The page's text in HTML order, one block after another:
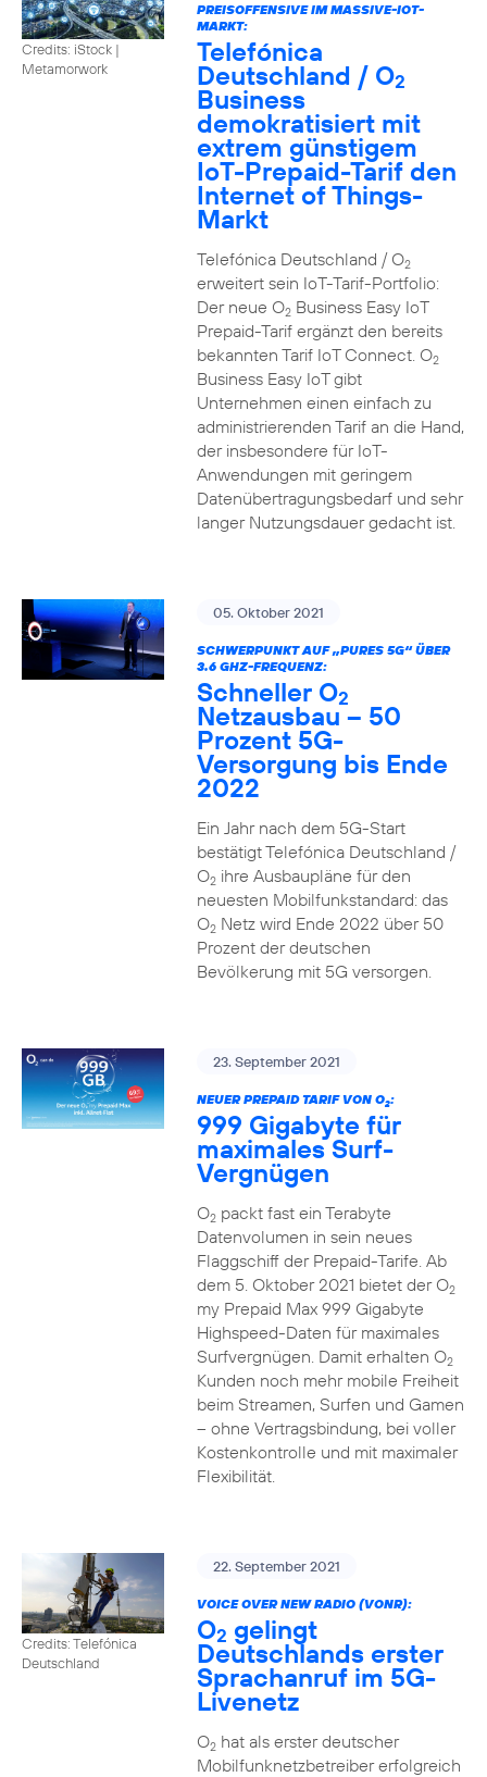
Credits: iStock |
Metamorwork
PREISOFFENSIVE IM MASSIVE-IOT-
MARKT:
Telefónica
Deutschland / O2
Business
demokratisiert mit
extrem günstigem
IoT-Prepaid-Tarif den
Internet of Things-
Markt
Telefónica Deutschland / O2
erweitert sein IoT-Tarif-Portfolio:
Der neue O2Business Easy IoT
Prepaid-Tarif ergänzt den bereits
bekannten Tarif IoT Connect. O2
Business Easy IoT gibt
Unternehmen einen einfach zu
administrierenden Tarif an die Hand,
der insbesondere für IoT-
Anwendungen mit geringem
Datenübertragungsbedarf und sehr
langer Nutzungsdauer gedacht ist.
05. Oktober 2021
SCHWERPUNKT AUF „PURES 5G“ ÜBER
3.6 GHZ-FREQUENZ:
Schneller O2
Netzausbau – 50
Prozent 5G-
Versorgung bis Ende
2022
Ein Jahr nach dem 5G-Start
bestätigt Telefónica Deutschland /
O2ihre Ausbaupläne für den
neuesten Mobilfunkstandard: das
O2Netz wird Ende 2022 über 50
Prozent der deutschen
Bevölkerung mit 5G versorgen.
23. September 2021
NEUER PREPAID TARIF VON O2:
999 Gigabyte für
maximales Surf-
Vergnügen
O2packt fast ein Terabyte
Datenvolumen in sein neues
Flaggschiff der Prepaid-Tarife. Ab
dem 5. Oktober 2021 bietet der O2
my Prepaid Max 999 Gigabyte
Highspeed-Daten für maximales
Surfvergnügen. Damit erhalten O2
Kunden noch mehr mobile Freiheit
beim Streamen, Surfen und Gamen
– ohne Vertragsbindung, bei voller
Kostenkontrolle und mit maximaler
Flexibilität.
Credits: Telefónica
Deutschland
22. September 2021
VOICE OVER NEW RADIO (VONR):
O2 gelingt
Deutschlands erster
Sprachanruf im 5G-
Livenetz
O2hat als erster deutscher
Mobilfunknetzbetreiber erfolgreich